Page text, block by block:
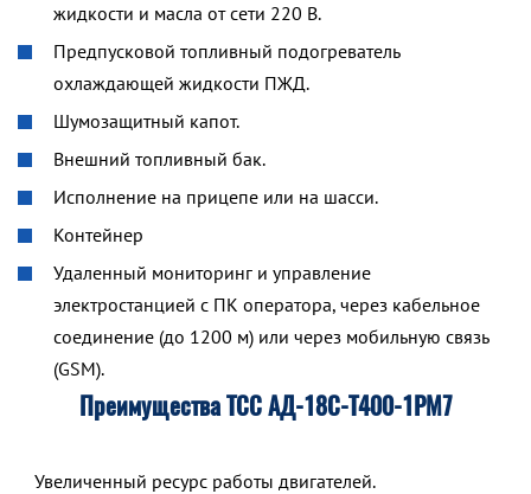
жидкости и масла от сети 220 В.
Предпусковой топливный подогреватель
охлаждающей жидкости ПЖД.
Шумозащитный капот.
Внешний топливный бак.
Исполнение на прицепе или на шасси.
Контейнер
Удаленный мониторинг и управление
электростанцией с ПК оператора, через кабельное
соединение (до 1200 м) или через мобильную связь
(GSM).
Преимущества ТСС АД-18С-Т400-1РМ7
Увеличенный ресурс работы двигателей.